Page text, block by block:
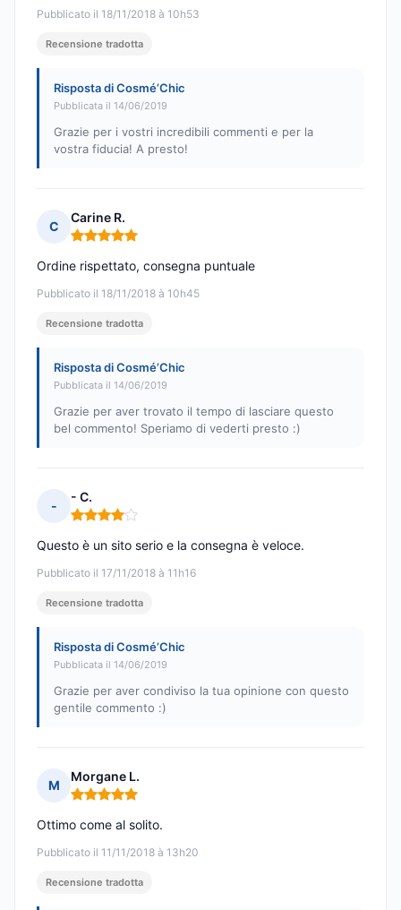
Pubblicato il 18/11/2018 à 10h53
Recensione tradotta
Risposta di Cosmé’Chic
Pubblicata il 14/06/2019
Grazie per i vostri incredibili commenti e per la
vostra fiducia! A presto!
C
Carine R.
Nota: 5 su 5
Pubblicato il 18/11/2018 à 10h45
Ordine rispettato, consegna puntuale
Recensione tradotta
Risposta di Cosmé’Chic
Pubblicata il 14/06/2019
Grazie per aver trovato il tempo di lasciare questo
bel commento! Speriamo di vederti presto :)
-
- C.
Nota: 4 su 5
Pubblicato il 17/11/2018 à 11h16
Questo è un sito serio e la consegna è veloce.
Recensione tradotta
Risposta di Cosmé’Chic
Pubblicata il 14/06/2019
Grazie per aver condiviso la tua opinione con questo
gentile commento :)
M
Morgane L.
Nota: 5 su 5
Pubblicato il 11/11/2018 à 13h20
Ottimo come al solito.
Recensione tradotta